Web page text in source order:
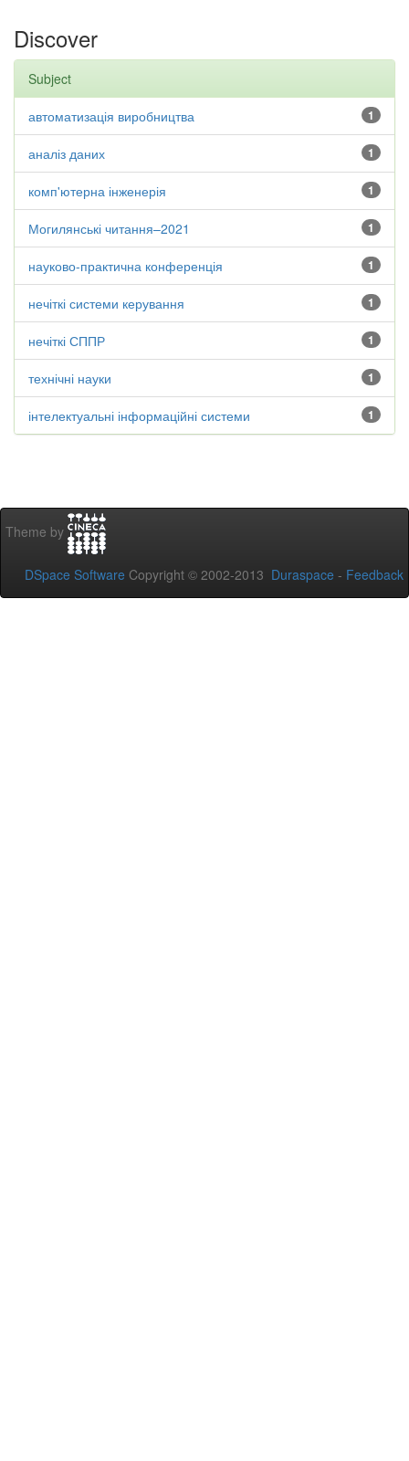
Discover
Subject
1
автоматизація виробництва
1
аналіз даних
1
комп'ютерна інженерія
1
Могилянські читання–2021
1
науково-практична конференція
1
нечіткі системи керування
1
нечіткі СППР
1
технічні науки
1
інтелектуальні інформаційні системи
Theme by
DSpace Software Copyright © 2002-2013 Duraspace - Feedback